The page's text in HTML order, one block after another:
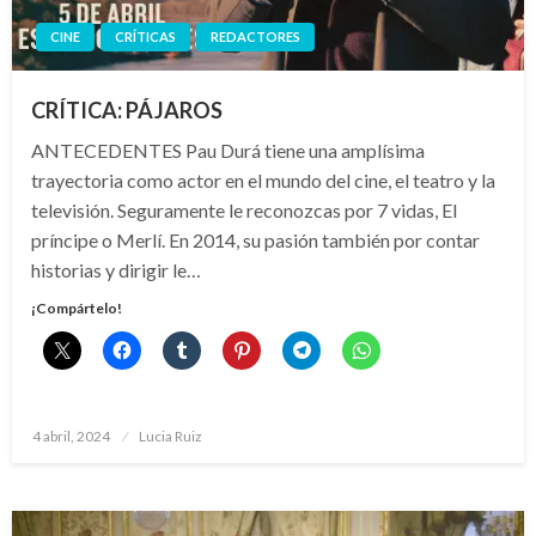
CINE CRÍTICAS REDACTORES
CRÍTICA: PÁJAROS
ANTECEDENTES Pau Durá tiene una amplísima
trayectoria como actor en el mundo del cine, el teatro y la
televisión. Seguramente le reconozcas por 7 vidas, El
príncipe o Merlí. En 2014, su pasión también por contar
historias y dirigir le…
¡Compártelo!
Publicado
4 abril, 2024 Lucia Ruiz